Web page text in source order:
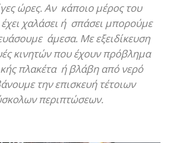
ώρες. Αν κάποιο μέρος του
χαλάσει ή σπάσει μπορούμε
άμεσα. Με εξειδίκευση
κινητών που έχουν πρόβλημα
πλακέτα ή βλάβη από νερό
την επισκευή τέτοιων
περιπτώσεων.